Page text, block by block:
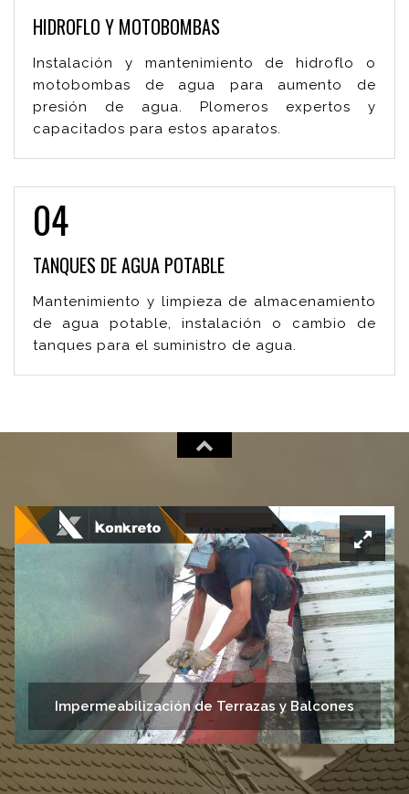
HIDROFLO Y MOTOBOMBAS
Instalación y mantenimiento de hidroflo o
motobombas de agua para aumento de
presión de agua. Plomeros expertos y
capacitados para estos aparatos.
04
TANQUES DE AGUA POTABLE
Mantenimiento y limpieza de almacenamiento
de agua potable, instalación o cambio de
tanques para el suministro de agua.
Cambio de Tejado